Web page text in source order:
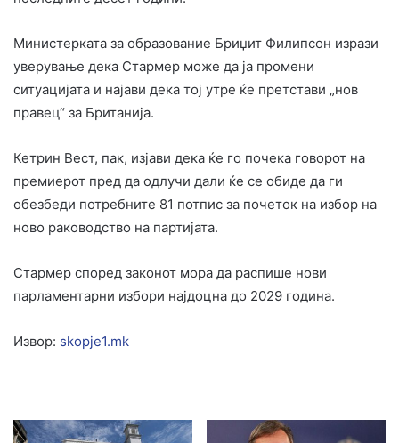
Министерката за образование Бриџит Филипсон изрази
уверување дека Стармер може да ја промени
ситуацијата и најави дека тој утре ќе претстави „нов
правец“ за Британија.
Кетрин Вест, пак, изјави дека ќе го почека говорот на
премиерот пред да одлучи дали ќе се обиде да ги
обезбеди потребните 81 потпис за почеток на избор на
ново раководство на партијата.
Стармер според законот мора да распише нови
парламентарни избори најдоцна до 2029 година.
Извор: skopje1.mk